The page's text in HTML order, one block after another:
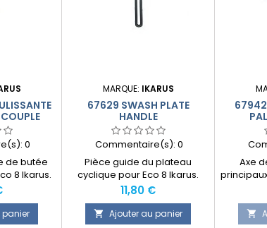
0
de butée
8 Ikarus.
panier
MARQUE: IKARUS
67629 SWASH PLATE
HANDLE
Commentaire(s): 0
Pièce guide du plateau
cyclique pour Eco 8 Ikarus.
Prix
11,80 €
 Ajouter au panier
67942
Axe
